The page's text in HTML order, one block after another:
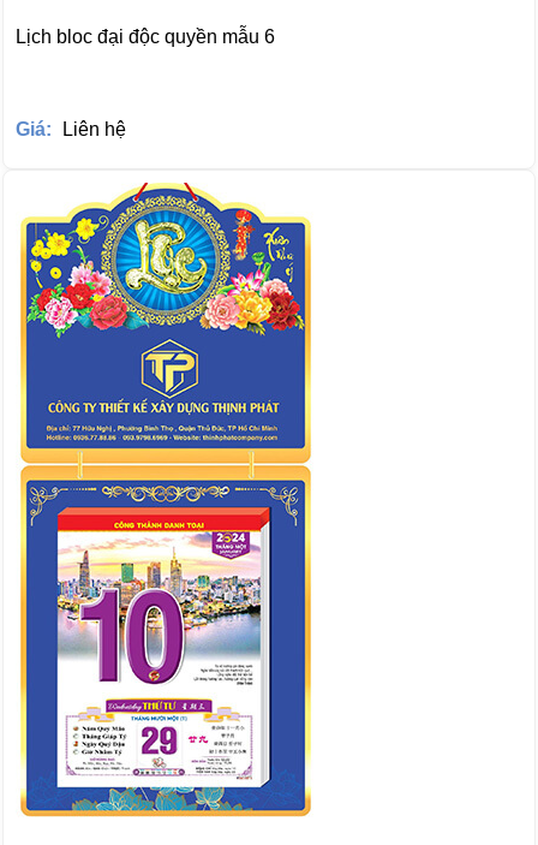
Lịch bloc đại độc quyền mẫu 6
Giá: Liên hệ